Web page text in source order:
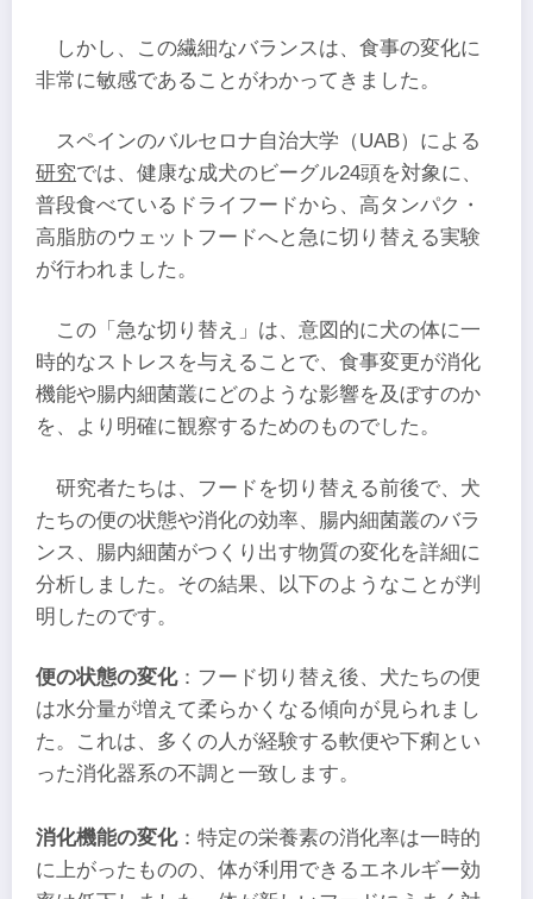
しかし、この繊細なバランスは、食事の変化に
非常に敏感であることがわかってきました。
スペインのバルセロナ自治大学（UAB）による
研究では、健康な成犬のビーグル24頭を対象に、
普段食べているドライフードから、高タンパク・
高脂肪のウェットフードへと急に切り替える実験
が行われました。
この「急な切り替え」は、意図的に犬の体に一
時的なストレスを与えることで、食事変更が消化
機能や腸内細菌叢にどのような影響を及ぼすのか
を、より明確に観察するためのものでした。
研究者たちは、フードを切り替える前後で、犬
たちの便の状態や消化の効率、腸内細菌叢のバラ
ンス、腸内細菌がつくり出す物質の変化を詳細に
分析しました。その結果、以下のようなことが判
明したのです。
便の状態の変化：フード切り替え後、犬たちの便
は水分量が増えて柔らかくなる傾向が見られまし
た。これは、多くの人が経験する軟便や下痢とい
った消化器系の不調と一致します。
消化機能の変化：特定の栄養素の消化率は一時的
に上がったものの、体が利用できるエネルギー効